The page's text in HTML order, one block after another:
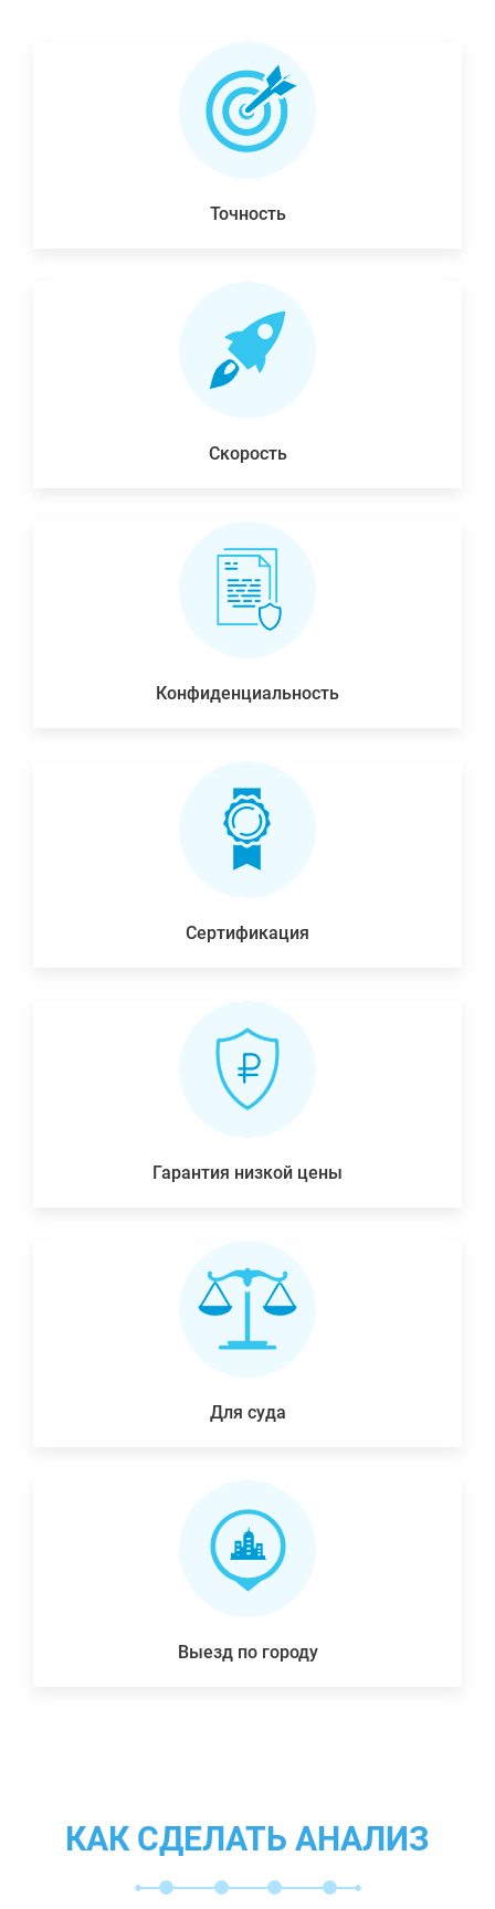
Точность
Скорость
Конфиденциальность
Сертификация
Гарантия низкой цены
Для суда
Выезд по городу
КАК СДЕЛАТЬ АНАЛИЗ